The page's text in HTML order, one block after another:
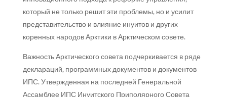
который не только решит эти проблемы, но и усилит
представительство и влияние инуитов и других
коренных народов Арктики в Арктическом совете.
Важность Арктического совета подчеркивается в ряде
деклараций, программных документов и документов
ИПС. Утвержденная на последней Генеральной
Ассамблее ИПС Инуитского Приполярного Совета